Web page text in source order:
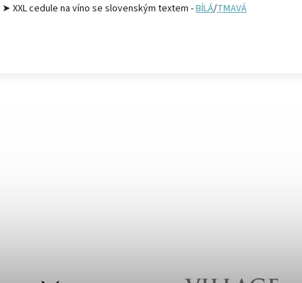
➤ XXL cedule na víno se slovenským textem -BÍLÁ/TMAVÁ